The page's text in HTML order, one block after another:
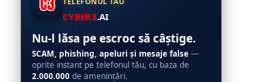
CYBER3.AI
Nu-l lăsa pe escroc să câștige.
SCAM, phishing, apeluri și mesaje false —
oprite instant pe telefonul tău, cu baza de
2.000.000 de amenințări.